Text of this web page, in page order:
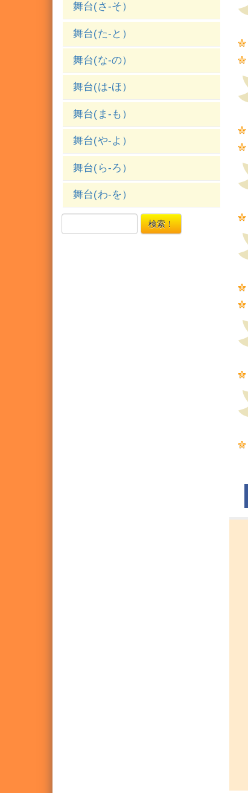
舞台(さ-そ）
舞台(た-と）
舞台(な-の）
舞台(は-ほ）
舞台(ま-も）
舞台(や-よ）
舞台(ら-ろ）
舞台(わ-を）
検索！